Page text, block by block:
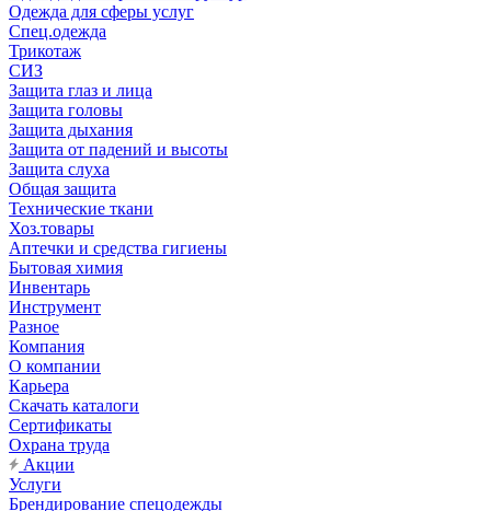
Одежда для сферы услуг
Спец.одежда
Трикотаж
СИЗ
Защита глаз и лица
Защита головы
Защита дыхания
Защита от падений и высоты
Защита слуха
Общая защита
Технические ткани
Хоз.товары
Аптечки и средства гигиены
Бытовая химия
Инвентарь
Инструмент
Разное
Компания
О компании
Карьера
Cкачать каталоги
Сертификаты
Охрана труда
Акции
Услуги
Брендирование спецодежды